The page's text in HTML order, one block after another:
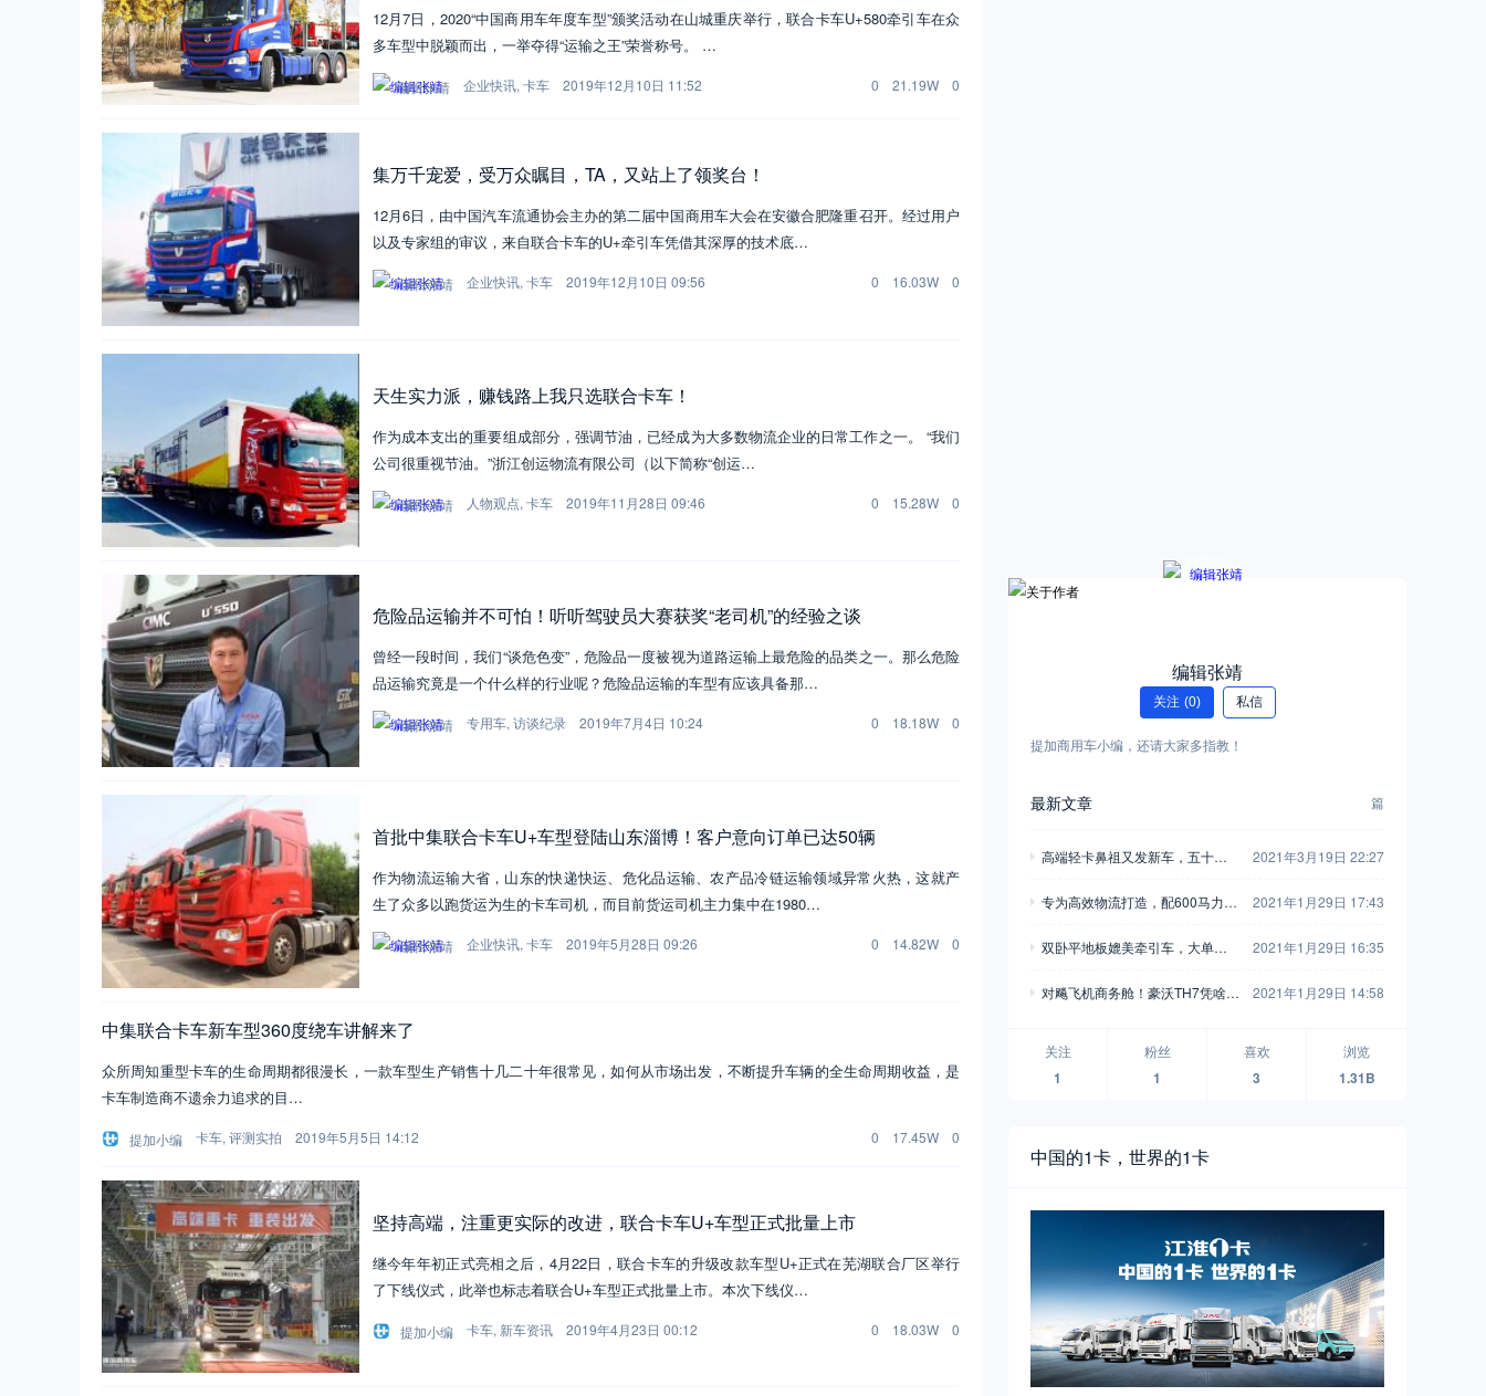
12月7日，2020“中国商用车年度车型”颁奖活动在山城重庆举行，联合卡车U+580牵引车在众
多车型中脱颖而出，一举夺得“运输之王”荣誉称号。 …
编辑张靖 企业快讯, 卡车 2019年12月10日 11:52 0 21.19W 0
集万千宠爱，受万众瞩目，TA，又站上了领奖台！
12月6日，由中国汽车流通协会主办的第二届中国商用车大会在安徽合肥隆重召开。经过用户
以及专家组的审议，来自联合卡车的U+牵引车凭借其深厚的技术底…
编辑张靖 企业快讯, 卡车 2019年12月10日 09:56 0 16.03W 0
天生实力派，赚钱路上我只选联合卡车！
作为成本支出的重要组成部分，强调节油，已经成为大多数物流企业的日常工作之一。 “我们
公司很重视节油。”浙江创运物流有限公司（以下简称“创运…
编辑张靖 人物观点, 卡车 2019年11月28日 09:46 0 15.28W 0
危险品运输并不可怕！听听驾驶员大赛获奖“老司机”的经验之谈
曾经一段时间，我们“谈危色变”，危险品一度被视为道路运输上最危险的品类之一。那么危险
品运输究竟是一个什么样的行业呢？危险品运输的车型有应该具备那…
编辑张靖 专用车, 访谈纪录 2019年7月4日 10:24 0 18.18W 0
首批中集联合卡车U+车型登陆山东淄博！客户意向订单已达50辆
作为物流运输大省，山东的快递快运、危化品运输、农产品冷链运输领域异常火热，这就产
生了众多以跑货运为生的卡车司机，而目前货运司机主力集中在1980…
编辑张靖 企业快讯, 卡车 2019年5月28日 09:26 0 14.82W 0
中集联合卡车新车型360度绕车讲解来了
众所周知重型卡车的生命周期都很漫长，一款车型生产销售十几二十年很常见，如何从市场出发，不断提升车辆的全生命周期收益，是
卡车制造商不遗余力追求的目…
提加小编 卡车, 评测实拍 2019年5月5日 14:12 0 17.45W 0
坚持高端，注重更实际的改进，联合卡车U+车型正式批量上市
继今年年初正式亮相之后，4月22日，联合卡车的升级改款车型U+正式在芜湖联合厂区举行
了下线仪式，此举也标志着联合U+车型正式批量上市。本次下线仪…
提加小编 卡车, 新车资讯 2019年4月23日 00:12 0 18.03W 0
编辑张靖
关注 (0) 私信
提加商用车小编，还请大家多指教！
最新文章 篇
高端轻卡鼻祖又发新车，五十铃
别错过
2021年3月19日 22:27
专为高效物流打造，配600马力玉
版牵引车
2021年1月29日 17:43
双卧平地板媲美牵引车，大单桥7
2021年1月29日 16:35
对飚飞机商务舱！豪沃TH7凭啥开
2021年1月29日 14:58
关注
1
粉丝
1
喜欢
3
浏览
1.31B
中国的1卡，世界的1卡